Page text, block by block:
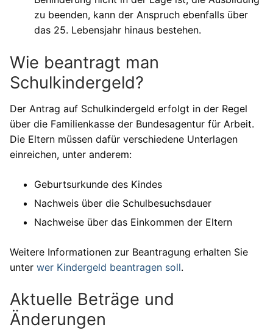
zu beenden, kann der Anspruch ebenfalls über
das 25. Lebensjahr hinaus bestehen.
Wie beantragt man
Schulkindergeld?
Der Antrag auf Schulkindergeld erfolgt in der Regel
über die Familienkasse der Bundesagentur für Arbeit.
Die Eltern müssen dafür verschiedene Unterlagen
einreichen, unter anderem:
Geburtsurkunde des Kindes
Nachweis über die Schulbesuchsdauer
Nachweise über das Einkommen der Eltern
Weitere Informationen zur Beantragung erhalten Sie
unter wer Kindergeld beantragen soll.
Aktuelle Beträge und
Änderungen